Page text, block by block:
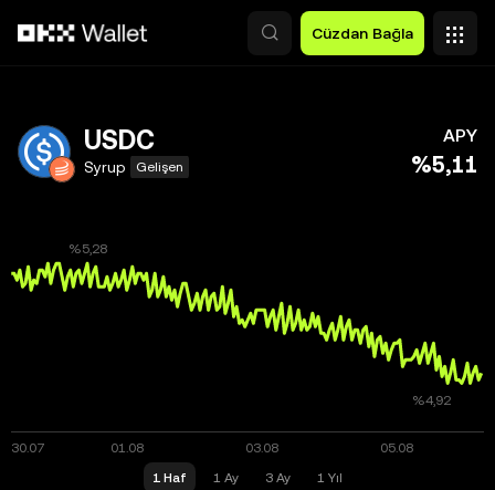
Cüzdan Bağla
USDC
Syrup Gelişen
APY
%5,11
1 Haf 1 Ay 3 Ay 1 Yıl